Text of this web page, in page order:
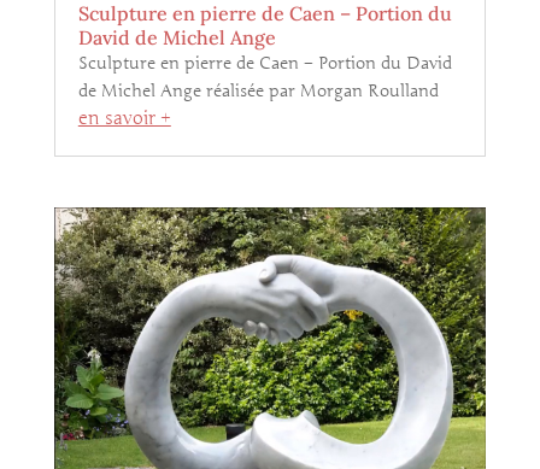
Sculpture en pierre de Caen – Portion du
David de Michel Ange
Sculpture en pierre de Caen – Portion du David
de Michel Ange réalisée par Morgan Roulland
en savoir +